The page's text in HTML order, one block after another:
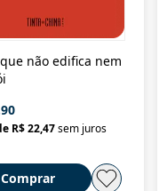
não edifica nem
R$ 22,47sem juros
Comprar